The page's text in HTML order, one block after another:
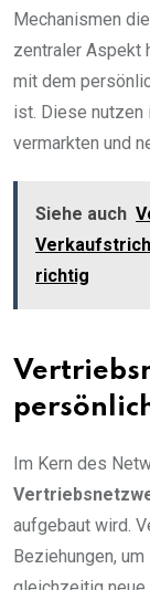
Mechanismen
zentraler Aspekt
mit dem
ist. Diese nutzen
vermarkten und
Siehe auch
richtig
Im Kern des
aufgebaut wird.
Beziehungen,